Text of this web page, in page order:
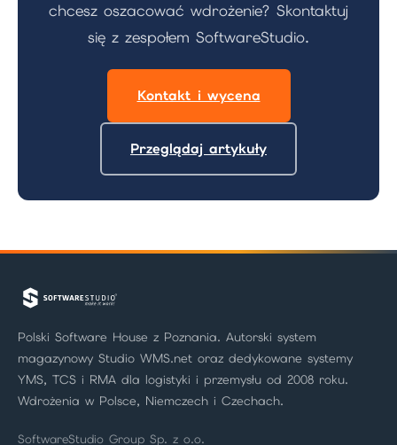
chcesz oszacować wdrożenie? Skontaktuj
się z zespołem SoftwareStudio.
Kontakt i wycena
Przeglądaj artykuły
Polski Software House z Poznania. Autorski system
magazynowy Studio WMS.net oraz dedykowane systemy
YMS, TCS i RMA dla logistyki i przemysłu od 2008 roku.
Wdrożenia w Polsce, Niemczech i Czechach.
SoftwareStudio Group Sp. z o.o.